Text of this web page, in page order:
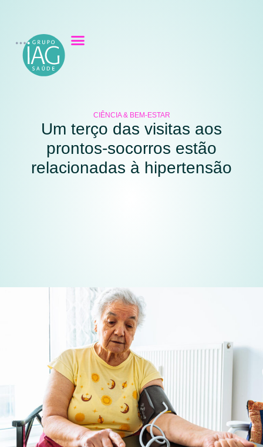
CIÊNCIA & BEM-ESTAR
Um terço das visitas aos
prontos-socorros estão
relacionadas à hipertensão